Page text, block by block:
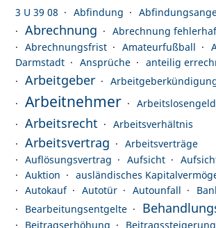
3 U 39 08 Abfindung
Abrechnung
Abrechnung
Abrechnungsfrist
Amateurfußball
Darmstadt
Ansprüche anteilig
Arbeitgeber
Arbeitnehmer Arbeitslosengeld
Arbeitsrecht Arbeitsverhältnis
Arbeitsvertrag
Arbeitsverträge
Auflösungsvertrag
Aufsicht
Auktion
ausländisches
Autokauf
Autotür Autounfall
Bearbeitungsentgelte
Beitragserhöhung
Beitragssteigerung